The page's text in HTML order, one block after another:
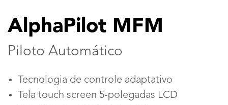
AlphaPilot MFM
Piloto Automático
Tecnologia de controle adaptativo
Tela touch screen 5-polegadas LCD